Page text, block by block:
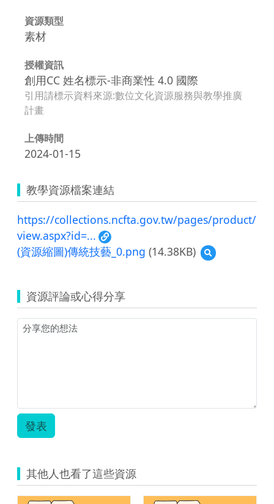
資源類型
素材
授權資訊
創用CC 姓名標示-非商業性 4.0 國際
引用請標示資料來源:數位文化資源服務與教學推廣
計畫
上傳時間
2024-01-15
教學資源檔案連結
https://collections.ncfta.gov.tw/pages/product/
view.aspx?id=...
(資源縮圖)傳統技藝_0.png (14.38KB)
預
覽
圖)
傳
資源評論或心得分享
發表
其他人也看了這些資源